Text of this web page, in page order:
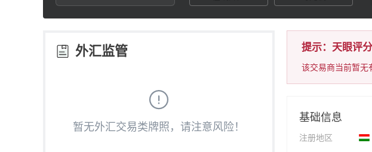
2
3
5
7
8
外汇监管
暂无外汇交易类牌照，请注意风险！
提示：天眼评
该交易商当前暂无
基础信息
注册地区